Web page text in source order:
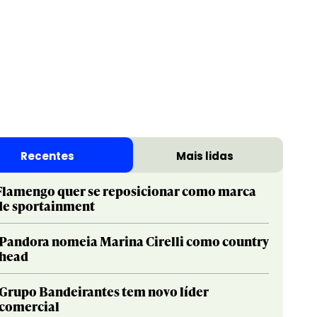
Social & Creator
Sustainable Development Goals
PR
Social & Creator
Sustainable Development Goals
Recentes Mais lidas
quer se reposicionar como marca
sportainment
nomeia Marina Cirelli como country
Bandeirantes tem novo líder